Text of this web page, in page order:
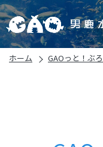
ホーム GAOっと！ぶ